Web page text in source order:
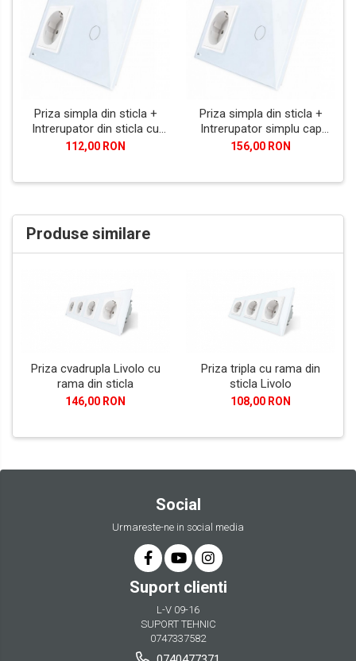
Priza simpla din sticla +
Intrerupator din sticla cu
touch simplu Livolo
112,00 RON
Priza simpla din sticla +
Intrerupator simplu cap
scara/cap cruce din sticla
156,00 RON
Produse similare
Priza cvadrupla Livolo cu
rama din sticla
146,00 RON
Priza tripla cu rama din
sticla Livolo
108,00 RON
Social
Urmareste-ne in social media
Suport clienti
L-V 09-16
SUPORT TEHNIC
0747337582